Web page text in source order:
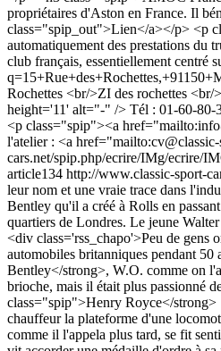
propriétaires d'Aston en France. Il
class="spip_out">Lien</a></p> <p
automatiquement des prestations
club français, essentiellement
Rochettes <br/>ZI des rochettes
height='11' alt="-" /> Tél : 01-60-80-
<p class="spip"><a href="mailto:
l'atelier : <a href="mailto:
cars.net/spip.php/ecrire/IMg/ecrire/
article134 http://www.classic-sport-
leur nom et une vraie trace dans
Bentley qu'il a créé à Rolls en
quartiers de Londres. Le jeune
<div class='rss_chapo'>Peu de gens ont eu l'occasion de laisser leur nom et une vraie trace dans l'industrie. W.O. Bentley est de ceux-là. Il a participé à l'évolution et au développement de la plupart des marques automobiles britanniques pendant 50 ans (de 1920 à 1970) de Bentley qu'il a créé à Rolls en passant par Aston-Martin.</div> <div class='rss_texte'><p class="spip"><strong class="spip">Walter Owen Bentley</strong>, W.O. comme on l'appela plus tard était le plus jeune des neuf enfants de la famille Bentley, une famille aisée des beaux quartiers de Londres. Le jeune Walter Owen était dodu et on l'appelait la brioche, mais il était plus passionné de Cricket et de trains que d'études. Il sut très tôt ce qu'il voulait faire et il quitta l'école à 16 ans pour entrer en apprentissage au Great Northern Railway (comme <strong class="spip">Henry Royce</strong> 16 ans plus tôt). Cet apprentissage de 3 ans ½ dans la sueur et la poussière coûta £75 à son père, lui apprit le métier et lui permit accessoirement de fréquenter comme chauffeur la plateforme d'une locomotive.</p> <h3 class="spip">WO et la moto</h3> <p class="spip">En 1906, à 18 ans il achète sa première moto, une 3 cv Quadrant. Vers 1907, « l'attrait de la vitesse », comme il l'appela plus tard, se fit sentir quand il s'engagea à l'épreuve Londres - Edimbourg, soit 600 Kms. Il eut à affronter quelques ennuis, assez endémiques sur ces premières motos, mais arriva à temps et se vit accorder une médaille d'ordre à sa première confrontation sportive.</p> <p class="spip">Avec deux de ses frères, Horace et Arthur, motards aussi, ils devinrent accros de courses avec un certain succès ; WO s'entraînait le matin tôt sur les routes désertes avant que les policiers ne soient levés. Après la